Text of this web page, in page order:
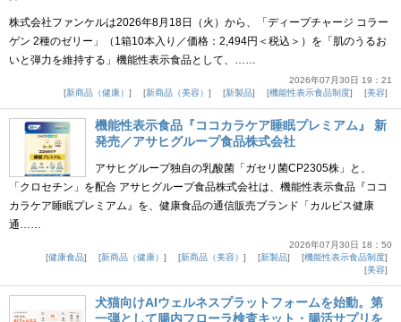
株式会社ファンケルは2026年8月18日（火）から、「ディープチャージ コラー
ゲン 2種のゼリー」（1箱10本入り／価格：2,494円＜税込＞）を「肌のうるお
いと弾力を維持する」機能性表示食品として、……
2026年07月30日 19：21
新商品（健康）
新商品（美容） 新製品 機能性表示食品制度 美容
機能性表示食品『ココカラケア睡眠プレミアム』 新
発売／アサヒグループ食品株式会社
アサヒグループ独自の乳酸菌「ガセリ菌CP2305株」と、
「クロセチン」を配合 アサヒグループ食品株式会社は、機能性表示食品『ココ
カラケア睡眠プレミアム』を、健康食品の通信販売ブランド「カルピス健康
通……
2026年07月30日 18：50
健康食品
新商品（健康） 新商品（美容） 新製品
機能性表示食品制度
美容
犬猫向けAIウェルネスプラットフォームを始動。第
一弾として腸内フローラ検査キット・腸活サプリを